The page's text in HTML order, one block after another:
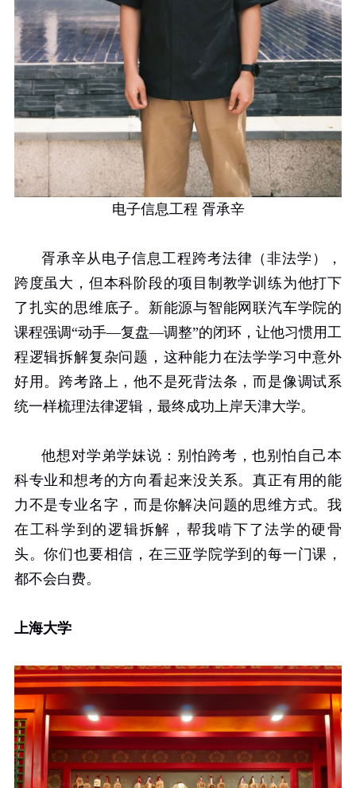
电子信息工程 胥承辛
胥承辛从电子信息工程跨考法律（非法学），
跨度虽大，但本科阶段的项目制教学训练为他打下
了扎实的思维底子。新能源与智能网联汽车学院的
课程强调“动手—复盘—调整”的闭环，让他习惯用工
程逻辑拆解复杂问题，这种能力在法学学习中意外
好用。跨考路上，他不是死背法条，而是像调试系
统一样梳理法律逻辑，最终成功上岸天津大学。
他想对学弟学妹说：别怕跨考，也别怕自己本
科专业和想考的方向看起来没关系。真正有用的能
力不是专业名字，而是你解决问题的思维方式。我
在工科学到的逻辑拆解，帮我啃下了法学的硬骨
头。你们也要相信，在三亚学院学到的每一门课，
都不会白费。
上海大学